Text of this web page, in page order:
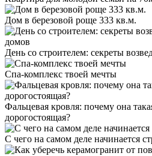
Дом в березовой роще 333 кв.м.
День со строителем: секреты
Спа-комплекс твоей мечты
Фальцевая кровля: почему она
дорогостоящая?
С чего на самом деле начинается